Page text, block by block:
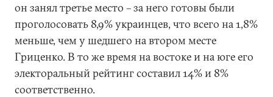
он занял третье место – за него готовы были
проголосовать 8,9% украинцев, что всего на 1,8%
меньше, чем у шедшего на втором месте
Гриценко. В то же время на востоке и на юге его
электоральный рейтинг составил 14% и 8%
соответственно.